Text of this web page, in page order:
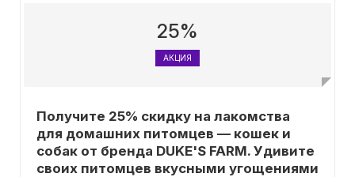
25%
АКЦИЯ
Получите 25% скидку на лакомства
для домашних питомцев — кошек и
собак от бренда DUKE'S FARM. Удивите
своих питомцев вкусными угощениями